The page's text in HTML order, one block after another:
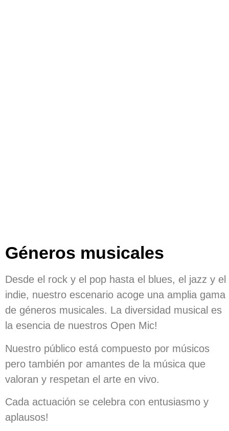
Géneros musicales
Desde el rock y el pop hasta el blues, el jazz y el
indie, nuestro escenario acoge una amplia gama
de géneros musicales. La diversidad musical es
la esencia de nuestros Open Mic!
Nuestro público está compuesto por músicos
pero también por amantes de la música que
valoran y respetan el arte en vivo.
Cada actuación se celebra con entusiasmo y
aplausos!